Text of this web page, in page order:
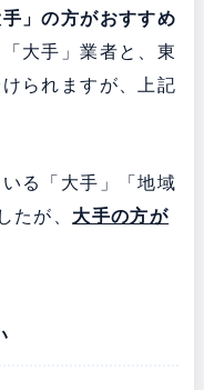
」の方がおすすめ
大手」業者と、東
られますが、上記
る「大手」「地域
たが、 大手の方が